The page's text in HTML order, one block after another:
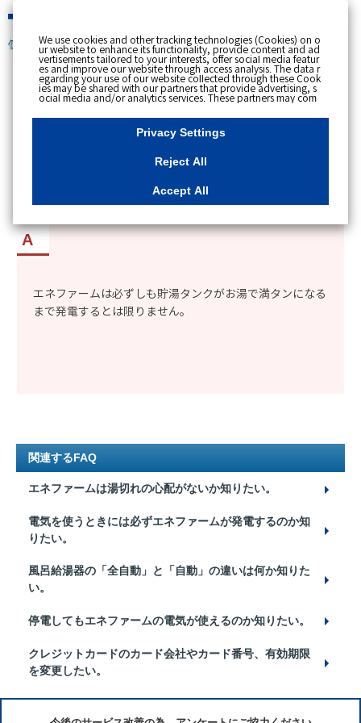
個人のお客さま
[ トップへ戻る ]
カテゴリー表示
更新日時 : 2018/03/08 14:48
エネファームの発電時の排熱で作ったお湯で、毎
日、貯湯タンクが満タンになるか知りたい。
エネファームは必ずしも貯湯タンクがお湯で満タンになる
まで発電するとは限りません。
関連するFAQ
エネファームは湯切れの心配がないか知りたい。
電気を使うときには必ずエネファームが発電するのか知
りたい。
風呂給湯器の「全自動」と「自動」の違いは何か知りた
い。
停電してもエネファームの電気が使えるのか知りたい。
クレジットカードのカード会社やカード番号、有効期限
を変更したい。
We use cookies and other tracking technologies (Cookies) on o
ur website to enhance its functionality, provide content and ad
vertisements tailored to your interests, offer social media featur
es and improve our website through access analysis. The data r
egarding your use of our website collected through these Cook
ies may be shared with our partners that provide advertising, s
ocial media and/or analytics services. These partners may com
bine the data shared by us with other data that you have provi
ded to them or that they have collected from your use of their s
ervices or other websites to analyse and optimise advertisemen
ts delivered to you by businesses other than us on the internet.
essary Cookies, please click "Reject All". If you agree to the use
of all Cookies, please click "Accept All". To select your preferen
u can change your consent or rejection settings at any time by c
"Privacy Settings"button on this banner or through y
our browser's "Settings". For more information regarding the pr
site, please refer to the link below.Cookies DetailsPrivacy Polic
y
Privacy Settings
Reject All
Accept All